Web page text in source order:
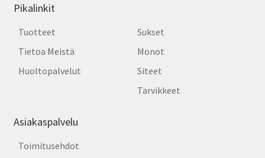
Pikalinkit
Tuotteet
Tietoa Meistä
Huoltopalvelut
Sukset
Monot
Siteet
Tarvikkeet
Asiakaspalvelu
Toimitusehdot